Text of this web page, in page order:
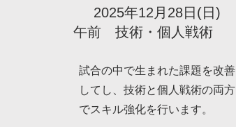
2025年12月28日(日)
​午前 技術・個人戦術
試合の中で生まれた課題を改善
してし、技術と個人戦術の両方
でスキル強化を行います。